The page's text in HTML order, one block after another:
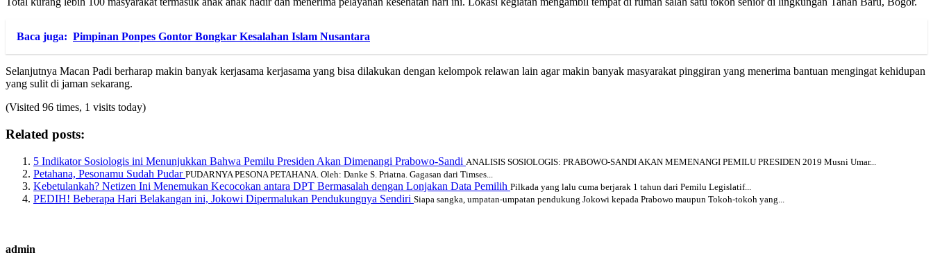
Baca juga: Pimpinan Ponpes Gontor Bongkar Kesalahan Islam Nusantara
Selanjutnya Macan Padi berharap makin banyak kerjasama kerjasama yang bisa dilakukan dengan kelompok relawan lain agar makin banyak masyarakat pinggiran yang menerima bantuan mengingat kehidupan
yang sulit di jaman sekarang.
(Visited 96 times, 1 visits today)
Related posts:
5 Indikator Sosiologis ini Menunjukkan Bahwa Pemilu Presiden Akan Dimenangi Prabowo-Sandi ANALISIS SOSIOLOGIS: PRABOWO-SANDI AKAN MEMENANGI PEMILU PRESIDEN 2019 Musni Umar...
Petahana, Pesonamu Sudah Pudar PUDARNYA PESONA PETAHANA. Oleh: Danke S. Priatna. Gagasan dari Timses...
Kebetulankah? Netizen Ini Menemukan Kecocokan antara DPT Bermasalah dengan Lonjakan Data Pemilih Pilkada yang lalu cuma berjarak 1 tahun dari Pemilu Legislatif...
PEDIH! Beberapa Hari Belakangan ini, Jokowi Dipermalukan Pendukungnya Sendiri Siapa sangka, umpatan-umpatan pendukung Jokowi kepada Prabowo maupun Tokoh-tokoh yang...
admin